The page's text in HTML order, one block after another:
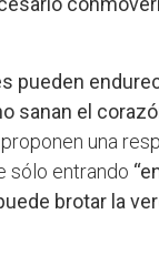
pueden
sanan el
una
sólo entrando
brotar la